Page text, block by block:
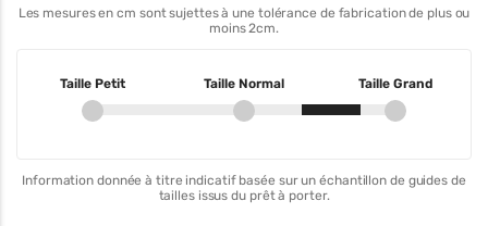
Les mesures en cm sont sujettes à une tolérance de fabrication de plus ou
moins 2cm.
Taille Petit Taille Normal Taille Grand
Information donnée à titre indicatif basée sur un échantillon de guides de
tailles issus du prêt à porter.